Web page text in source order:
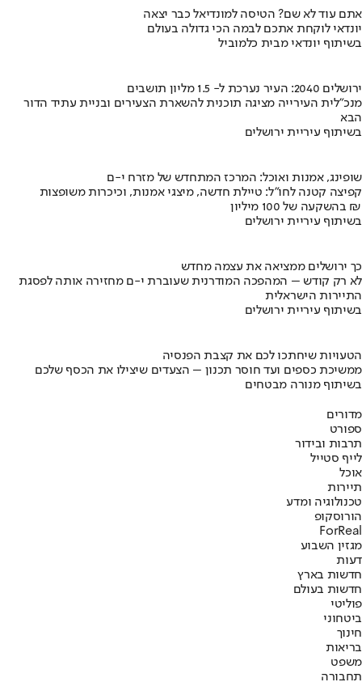
אתם עוד לא שם? הטיסה למונדיאל כבר יצאה
יונדאי לוקחת אתכם לבמה הכי גדולה בעולם
בשיתוף יונדאי מבית כלמוביל
ירושלים 2040: העיר נערכת ל- 1.5 מליון תושבים
מנכ"לית העירייה מציגה תוכנית להשארת הצעירים ובניית עתיד הדור
הבא
בשיתוף עיריית ירושלים
שופינג, אמנות ואוכל: המרכז המתחדש של מזרח י-ם
קפיצה קטנה לחו"ל: טיילת חדשה, מיצגי אמנות, וכיכרות משופצות
בהשקעה של 100 מיליון ₪
בשיתוף עיריית ירושלים
כך ירושלים ממציאה את עצמה מחדש
לא רק קודש – המהפכה המודרנית שעוברת י-ם מחזירה אותה לפסגת
התיירות הישראלית
בשיתוף עיריית ירושלים
הטעויות שיחתכו לכם את קצבת הפנסיה
ממשיכת כספים ועד חוסר תכנון – הצעדים שיצילו את הכסף שלכם
בשיתוף מנורה מבטחים
מדורים
ספורט
תרבות ובידור
לייף סטייל
אוכל
תיירות
טכנולוגיה ומדע
הורוסקופ
ForReal
מגזין השבוע
דעות
חדשות בארץ
חדשות בעולם
פוליטי
ביטחוני
חינוך
בריאות
משפט
תחבורה